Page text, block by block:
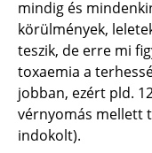
mindig és
körülmények,
teszik, de erre mi
toxaemia a
jobban, ezért pld.
vérnyomás mellett
indokolt).